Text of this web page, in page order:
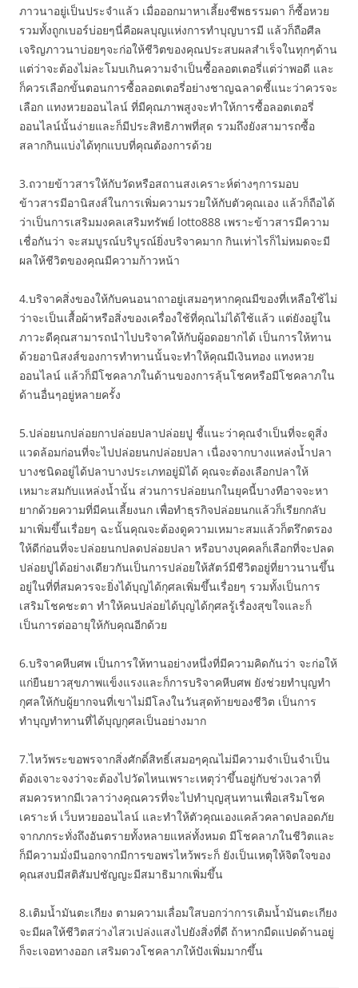
ภาวนาอยู่เป็นประจำแล้ว เมื่อออกมาหาเลี้ยงชีพธรรมดา ก็ซื้อหวย
รวมทั้งถูกเบอร์บ่อยๆนี่คือผลบุญแห่งการทำบุญบารมี แล้วก็ถือศีล
เจริญภาวนาบ่อยๆจะก่อให้ชีวิตของคุณประสบผลสำเร็จในทุกๆด้าน
แต่ว่าจะต้องไม่ละโมบเกินความจำเป็นซื้อลอตเตอรี่แต่ว่าพอดี และ
ก็ควรเลือกขั้นตอนการซื้อลอตเตอรี่อย่างชาญฉลาดชี้แนะว่าควรจะ
เลือก แทงหวยออนไลน์ ที่มีคุณภาพสูงจะทำให้การซื้อลอตเตอรี่
ออนไลน์นั้นง่ายและก็มีประสิทธิภาพที่สุด รวมถึงยังสามารถซื้อ
สลากกินแบ่งได้ทุกแบบที่คุณต้องการด้วย
3.ถวายข้าวสารให้กับวัดหรือสถานสงเคราะห์ต่างๆการมอบ
ข้าวสารมีอานิสงส์ในการเพิ่มความรวยให้กับตัวคุณเอง แล้วก็ถือได้
ว่าเป็นการเสริมมงคลเสริมทรัพย์ lotto888 เพราะข้าวสารมีความ
เชื่อกันว่า จะสมบูรณ์บริบูรณ์ยิ่งบริจาคมาก กินเท่าไรก็ไม่หมดจะมี
ผลให้ชีวิตของคุณมีความก้าวหน้า
4.บริจาคสิ่งของให้กับคนอนาถาอยู่เสมอๆหากคุณมีของที่เหลือใช้ไม่
ว่าจะเป็นเสื้อผ้าหรือสิ่งของเครื่องใช้ที่คุณไม่ได้ใช้แล้ว แต่ยังอยู่ใน
ภาวะดีคุณสามารถนำไปบริจาคให้กับผู้อดอยากได้ เป็นการให้ทาน
ด้วยอานิสงส์ของการทำทานนั้นจะทำให้คุณมีเงินทอง แทงหวย
ออนไลน์ แล้วก็มีโชคลาภในด้านของการลุ้นโชคหรือมีโชคลาภใน
ด้านอื่นๆอยู่หลายครั้ง
5.ปล่อยนกปล่อยกาปล่อยปลาปล่อยปู ชี้แนะว่าคุณจำเป็นที่จะดูสิ่ง
แวดล้อมก่อนที่จะไปปล่อยนกปล่อยปลา เนื่องจากบางแหล่งน้ำปลา
บางชนิดอยู่ได้ปลาบางประเภทอยู่มิได้ คุณจะต้องเลือกปลาให้
เหมาะสมกับแหล่งน้ำนั้น ส่วนการปล่อยนกในยุคนี้บางทีอาจจะหา
ยากด้วยความที่มีคนเลี้ยงนก เพื่อทำธุรกิจปล่อยนกแล้วก็เรียกกลับ
มาเพิ่มขึ้นเรื่อยๆ ฉะนั้นคุณจะต้องดูความเหมาะสมแล้วก็ตรึกตรอง
ให้ดีก่อนที่จะปล่อยนกปลดปล่อยปลา หรือบางบุคคลก็เลือกที่จะปลด
ปล่อยปูได้อย่างเดียวกันเป็นการปล่อยให้สัตว์มีชีวิตอยู่ที่ยาวนานขึ้น
อยู่ในที่ที่สมควรจะยิ่งได้บุญได้กุศลเพิ่มขึ้นเรื่อยๆ รวมทั้งเป็นการ
เสริมโชคชะตา ทำให้คนปล่อยได้บุญได้กุศลรู้เรื่องสุขใจและก็
เป็นการต่ออายุให้กับคุณอีกด้วย
6.บริจาคหีบศพ เป็นการให้ทานอย่างหนึ่งที่มีความคิดกันว่า จะก่อให้
แก่ยืนยาวสุขภาพแข็งแรงและก็การบริจาคหีบศพ ยังช่วยทำบุญทำ
กุศลให้กับผู้ยากจนที่เขาไม่มีโลงในวันสุดท้ายของชีวิต เป็นการ
ทำบุญทำทานที่ได้บุญกุศลเป็นอย่างมาก
7.ไหว้พระขอพรจากสิ่งศักดิ์สิทธิ์เสมอๆคุณไม่มีความจำเป็นจำเป็น
ต้องเจาะจงว่าจะต้องไปวัดไหนเพราะเหตุว่าขึ้นอยู่กับช่วงเวลาที่
สมควรหากมีเวลาว่างคุณควรที่จะไปทำบุญสุนทานเพื่อเสริมโชค
เคราะห์ เว็บหวยออนไลน์ และทำให้ตัวคุณเองแคล้วคลาดปลอดภัย
จากภกระทั่งถึงอันตรายทั้งหลายแหล่ทั้งหมด มีโชคลาภในชีวิตและ
ก็มีความมั่งมีนอกจากมีการขอพรไหว้พระก็ ยังเป็นเหตุให้จิตใจของ
คุณสงบมีสติสัมปชัญญะมีสมาธิมากเพิ่มขึ้น
8.เติมน้ำมันตะเกียง ตามความเลื่อมใสบอกว่าการเติมน้ำมันตะเกียง
จะมีผลให้ชีวิตสว่างไสวเปล่งแสงไปยังสิ่งที่ดี ถ้าหากมืดแปดด้านอยู่
ก็จะเจอทางออก เสริมดวงโชคลาภให้ปังเพิ่มมากขึ้น